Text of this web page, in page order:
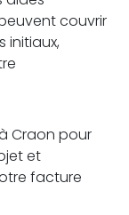
couvrir
initiaux,
Craon pour
et
facture